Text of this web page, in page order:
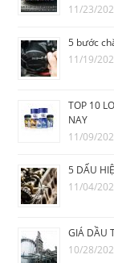
11/23/
5 bước
11/19/
TOP 10
NAY
11/09/
5 DẤU
11/04/
GIÁ DẦU
10/28/